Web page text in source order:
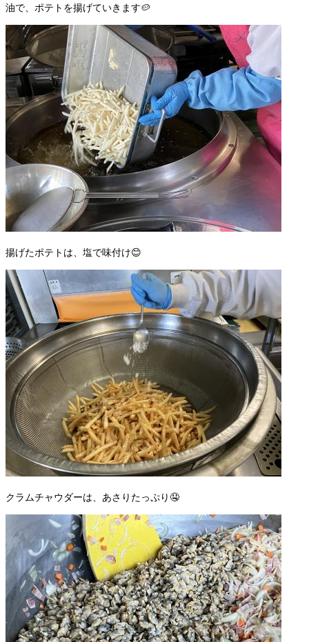
油で、ポテトを揚げていきます🥔
揚げたポテトは、塩で味付け😊
クラムチャウダーは、あさりたっぷり🤤